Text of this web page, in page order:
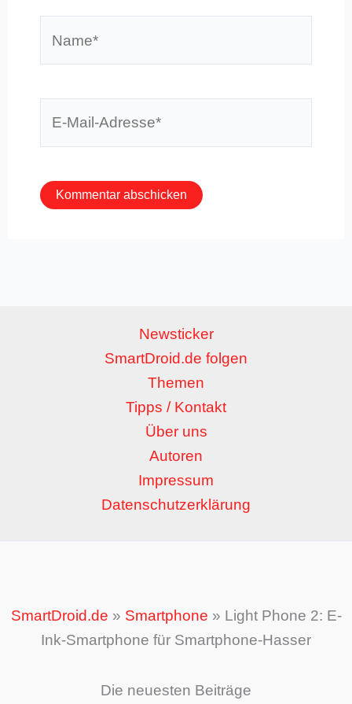
Newsticker
SmartDroid.de folgen
Themen
Tipps / Kontakt
Über uns
Autoren
Impressum
Datenschutzerklärung
SmartDroid.de » Smartphone » Light Phone 2: E-
Ink-Smartphone für Smartphone-Hasser
Die neuesten Beiträge